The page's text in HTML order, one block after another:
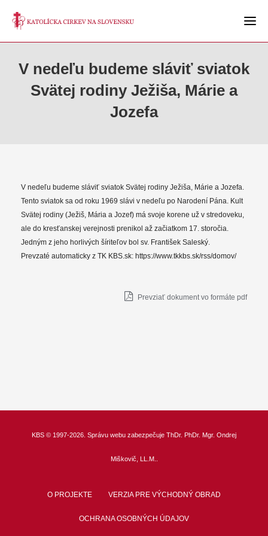
V nedeľu budeme sláviť sviatok
Svätej rodiny Ježiša, Márie a
Jozefa
V nedeľu budeme sláviť sviatok Svätej rodiny Ježiša, Márie a Jozefa.
Tento sviatok sa od roku 1969 slávi v nedeľu po Narodení Pána. Kult
Svätej rodiny (Ježiš, Mária a Jozef) má svoje korene už v stredoveku,
ale do kresťanskej verejnosti prenikol až začiatkom 17. storočia.
Jedným z jeho horlivých šíriteľov bol sv. František Saleský.
Prevzaté automaticky z TK KBS.sk: https://www.tkkbs.sk/rss/domov/
Prevziať dokument vo formáte pdf
KBS © 1997-2026. Správu webu zabezpečuje ThDr. PhDr. Mgr. Ondrej
Miškovič, LL.M.
O PROJEKTE VERZIA PRE VÝCHODNÝ OBRAD
OCHRANA OSOBNÝCH ÚDAJOV